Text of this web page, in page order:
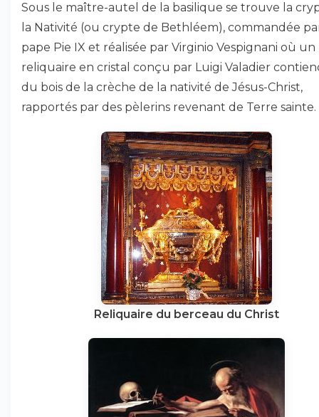
Sous le maître-autel de la basilique se trouve la
la Nativité (ou crypte de Bethléem), commandée
pape Pie IX et réalisée par Virginio Vespignani où un
reliquaire en cristal conçu par Luigi Valadier
du bois de la crèche de la nativité de Jésus-Christ,
rapportés par des pèlerins revenant de Terre sainte.
Reliquaire du berceau du Christ